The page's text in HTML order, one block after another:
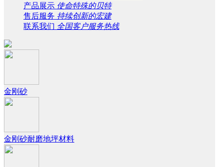
产品展示 使命特殊的贝特
售后服务 持续创新的宏建
联系我们 全国客户服务热线
金刚砂
金刚砂耐磨地坪材料